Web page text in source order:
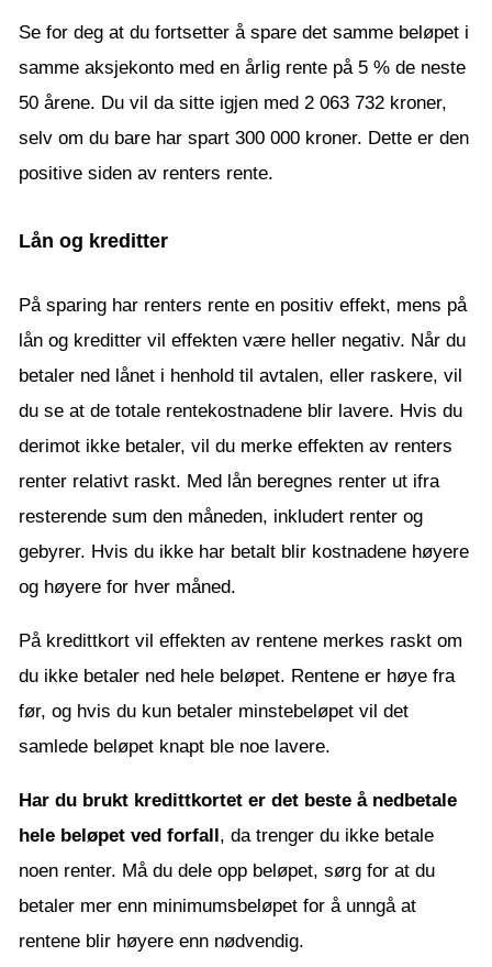
Se for deg at du fortsetter å spare det samme beløpet i
samme aksjekonto med en årlig rente på 5 % de neste
50 årene. Du vil da sitte igjen med 2 063 732 kroner,
selv om du bare har spart 300 000 kroner. Dette er den
positive siden av renters rente.
Lån og kreditter
På sparing har renters rente en positiv effekt, mens på
lån og kreditter vil effekten være heller negativ. Når du
betaler ned lånet i henhold til avtalen, eller raskere, vil
du se at de totale rentekostnadene blir lavere. Hvis du
derimot ikke betaler, vil du merke effekten av renters
renter relativt raskt. Med lån beregnes renter ut ifra
resterende sum den måneden, inkludert renter og
gebyrer. Hvis du ikke har betalt blir kostnadene høyere
og høyere for hver måned.
På kredittkort vil effekten av rentene merkes raskt om
du ikke betaler ned hele beløpet. Rentene er høye fra
før, og hvis du kun betaler minstebeløpet vil det
samlede beløpet knapt ble noe lavere.
Har du brukt kredittkortet er det beste å nedbetale
hele beløpet ved forfall, da trenger du ikke betale
noen renter. Må du dele opp beløpet, sørg for at du
betaler mer enn minimumsbeløpet for å unngå at
rentene blir høyere enn nødvendig.